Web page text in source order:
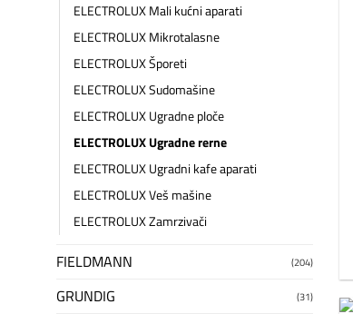
ELECTROLUX Mali kućni aparati
ELECTROLUX Mikrotalasne
ELECTROLUX Šporeti
ELECTROLUX Sudomašine
ELECTROLUX Ugradne ploče
ELECTROLUX Ugradne rerne
ELECTROLUX Ugradni kafe aparati
ELECTROLUX Veš mašine
ELECTROLUX Zamrzivači
FIELDMANN (204)
GRUNDIG (31)